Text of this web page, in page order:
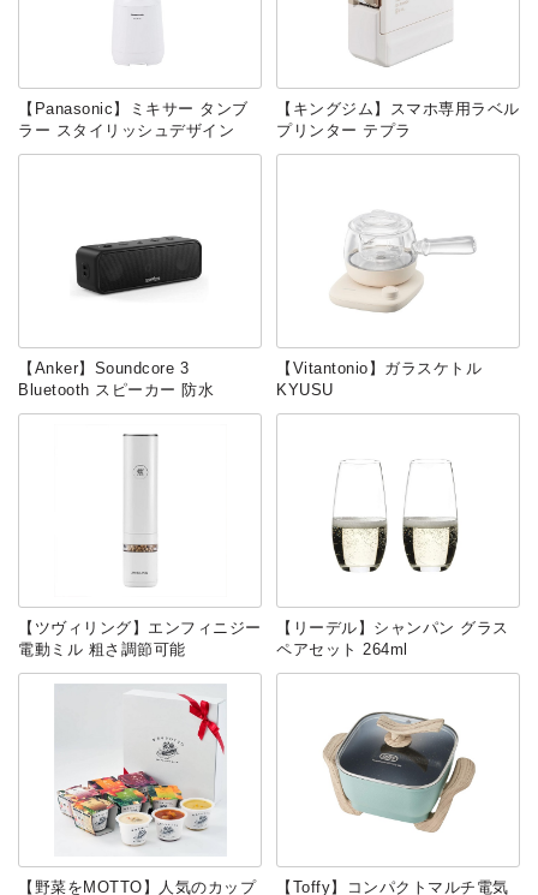
【‎Panasonic】ミキサー タンブ
ラー スタイリッシュデザイン
【キングジム】スマホ専用ラベル
プリンター テプラ
【Anker】Soundcore 3
Bluetooth スピーカー 防水
【Vitantonio】ガラスケトル
KYUSU
【ツヴィリング】エンフィニジー
電動ミル 粗さ調節可能
【リーデル】シャンパン グラス
ペアセット 264ml
【野菜をMOTTO】人気のカップ
【Toffy】コンパクトマルチ電気